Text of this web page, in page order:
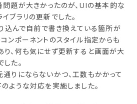
題が大きかったのが、UIの基本的な
ブラリの更新でした。
込んで自前で書き換えている箇所が
ンポーネントのスタイル指定からも
、何も気にせず更新すると画面が大
た。
りにならないかつ、工数もかかって
ような対応を実施しました。